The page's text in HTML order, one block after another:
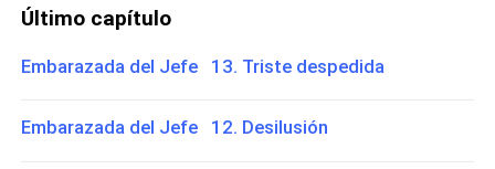
Último capítulo
Embarazada del Jefe 13. Triste despedida
Embarazada del Jefe 12. Desilusión